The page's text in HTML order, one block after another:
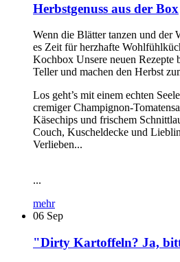
Herbstgenuss aus der Box
Wenn die Blätter tanzen und der
es Zeit für herzhafte
Kochbox Unsere neuen Rezepte
Teller und machen den Herbst
Los geht’s mit einem echten
cremiger Champignon-
Käsechips und frischem
Couch, Kuscheldecke und
Verlieben...
...
mehr
06 Sep
"Dirty Kartoffeln? Ja,